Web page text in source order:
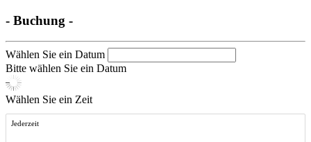
- Buchung -
Wählen Sie ein Datum
Bitte wählen Sie ein Datum
Wählen Sie ein Zeit
Jederzeit